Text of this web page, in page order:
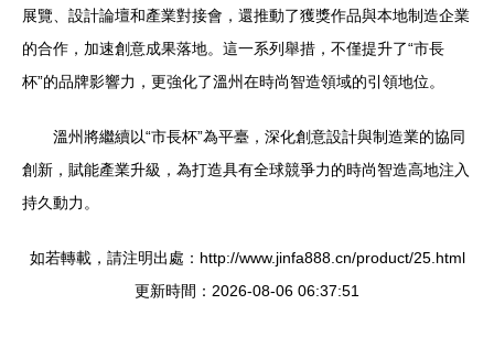
展覽、設計論壇和產業對接會，還推動了獲獎作品與本地制造企業
的合作，加速創意成果落地。這一系列舉措，不僅提升了“市長
杯”的品牌影響力，更強化了溫州在時尚智造領域的引領地位。
溫州將繼續以“市長杯”為平臺，深化創意設計與制造業的協同
創新，賦能產業升級，為打造具有全球競爭力的時尚智造高地注入
持久動力。
如若轉載，請注明出處：http://www.jinfa888.cn/product/25.html
更新時間：2026-08-06 06:37:51